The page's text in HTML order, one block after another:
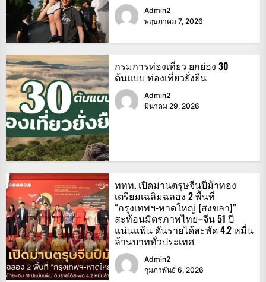
Admin2
พฤษภาคม 7, 2026
กรมการท่องเที่ยว ยกย่อง 30
ต้นแบบ ท่องเที่ยวยั่งยืน
Admin2
มีนาคม 29, 2026
ททท. เปิดม่านตรุษจีนปีม้าทอง
เตรียมเฉลิมฉลอง 2 พื้นที่
“กรุงเทพฯ-หาดใหญ่ (สงขลา)”
สะท้อนมิตรภาพไทย–จีน 51 ปี
แน่นแฟ้น ดันรายได้สะพัด 4.2 หมื่น
ล้านบาททั่วประเทศ
Admin2
กุมภาพันธ์ 6, 2026